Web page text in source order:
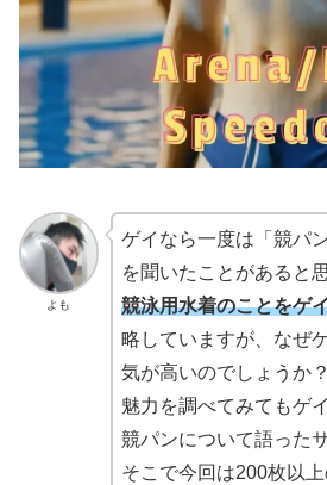
よも
ゲイなら一度は「競パ
を聞いたことがあると
競泳用水着のことをゲ
略していますが、なぜ
気が高いのでしょうか？
魅力を調べてみてもゲ
競パンについて語った
そこで今回は200枚以